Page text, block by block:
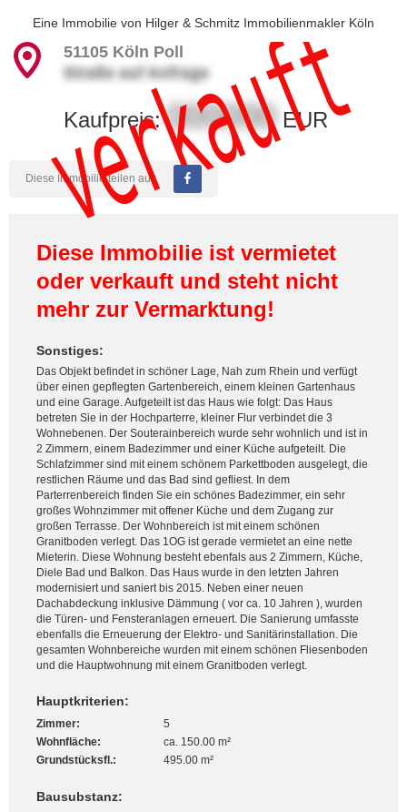
Eine Immobilie von Hilger & Schmitz Immobilienmakler Köln
verkauft
51105 Köln Poll
Straße auf Anfrage
Kaufpreis:000000 EUR
Diese Immobilie teilen auf:
Diese Immobilie ist vermietet
oder verkauft und steht nicht
mehr zur Vermarktung!
Sonstiges:
Das Objekt befindet in schöner Lage, Nah zum Rhein und verfügt
über einen gepflegten Gartenbereich, einem kleinen Gartenhaus
und eine Garage. Aufgeteilt ist das Haus wie folgt: Das Haus
betreten Sie in der Hochparterre, kleiner Flur verbindet die 3
Wohnebenen. Der Souterainbereich wurde sehr wohnlich und ist in
2 Zimmern, einem Badezimmer und einer Küche aufgeteilt. Die
Schlafzimmer sind mit einem schönem Parkettboden ausgelegt, die
restlichen Räume und das Bad sind gefliest. In dem
Parterrenbereich finden Sie ein schönes Badezimmer, ein sehr
großes Wohnzimmer mit offener Küche und dem Zugang zur
großen Terrasse. Der Wohnbereich ist mit einem schönen
Granitboden verlegt. Das 1OG ist gerade vermietet an eine nette
Mieterin. Diese Wohnung besteht ebenfals aus 2 Zimmern, Küche,
Diele Bad und Balkon. Das Haus wurde in den letzten Jahren
modernisiert und saniert bis 2015. Neben einer neuen
Dachabdeckung inklusive Dämmung ( vor ca. 10 Jahren ), wurden
die Türen- und Fensteranlagen erneuert. Die Sanierung umfasste
ebenfalls die Erneuerung der Elektro- und Sanitärinstallation. Die
gesamten Wohnbereiche wurden mit einem schönen Fliesenboden
und die Hauptwohnung mit einem Granitboden verlegt.
Hauptkriterien:
Zimmer:
5
Wohnfläche:
ca. 150.00 m²
Grundstücksfl.:
495.00 m²
Bausubstanz: